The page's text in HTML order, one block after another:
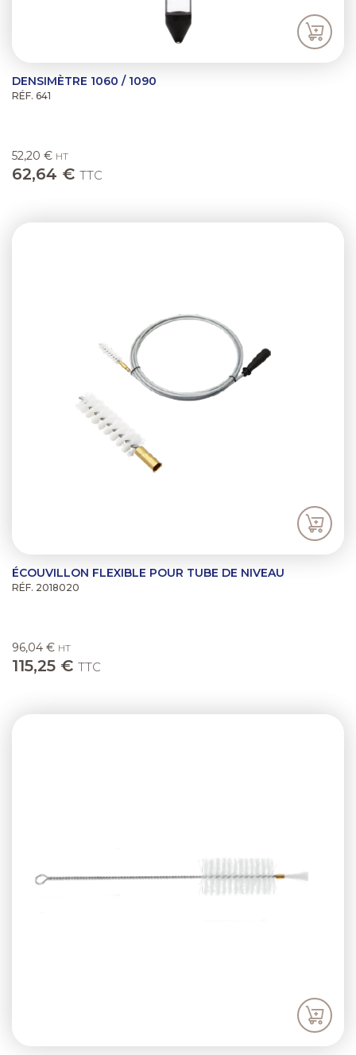
DENSIMÈTRE 1060 / 1090
RÉF. 641
52,20 € HT
62,64 € TTC
ÉCOUVILLON FLEXIBLE POUR TUBE DE NIVEAU
RÉF. 2018020
96,04 € HT
115,25 € TTC